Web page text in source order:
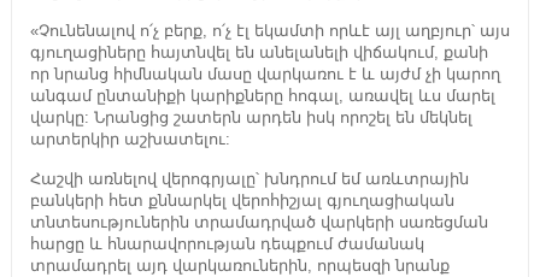
«Չունենալով ո՛չ բերք, ո՛չ էլ եկամտի որևէ այլ աղբյուր՝ այս
գյուղացիները հայտնվել են անելանելի վիճակում, քանի
որ նրանց հիմնական մասը վարկառու է և այժմ չի կարող
անգամ ընտանիքի կարիքները հոգալ, առավել ևս մարել
վարկը: Նրանցից շատերն արդեն իսկ որոշել են մեկնել
արտերկիր աշխատելու:
Հաշվի առնելով վերոգրյալը՝ խնդրում եմ առևտրային
բանկերի հետ քննարկել վերոհիշյալ գյուղացիական
տնտեսություներին տրամադրված վարկերի սառեցման
հարցը և հնարավորության դեպքում ժամանակ
տրամադրել այդ վարկառուներին, որպեսզի նրանք